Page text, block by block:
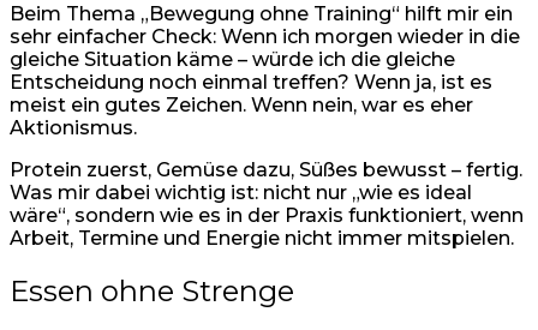
Beim Thema „Bewegung ohne Training“ hilft mir ein
sehr einfacher Check: Wenn ich morgen wieder in die
gleiche Situation käme – würde ich die gleiche
Entscheidung noch einmal treffen? Wenn ja, ist es
meist ein gutes Zeichen. Wenn nein, war es eher
Aktionismus.
Protein zuerst, Gemüse dazu, Süßes bewusst – fertig.
Was mir dabei wichtig ist: nicht nur „wie es ideal
wäre“, sondern wie es in der Praxis funktioniert, wenn
Arbeit, Termine und Energie nicht immer mitspielen.
Essen ohne Strenge